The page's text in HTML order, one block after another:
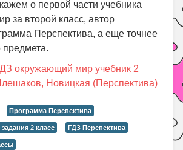
о первой части учебника
за второй класс, автор
Перспектива, а еще точнее
предмета.
окружающий мир учебник 2
Новицкая (Перспектива)
Программа Перспектива
2 класс ГДЗ Перспектива